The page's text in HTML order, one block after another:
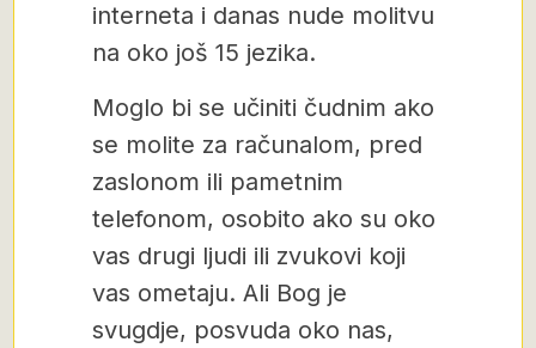
interneta i danas nude molitvu
na oko još 15 jezika.
Moglo bi se učiniti čudnim ako
se molite za računalom, pred
zaslonom ili pametnim
telefonom, osobito ako su oko
vas drugi ljudi ili zvukovi koji
vas ometaju. Ali Bog je
svugdje, posvuda oko nas,